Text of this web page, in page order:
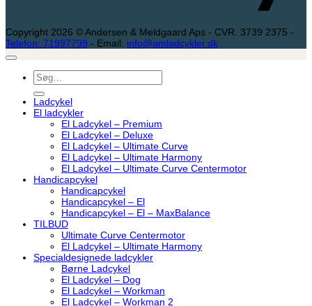
Copyright 2026 © Andersen & Meldgaard Aps - CVR. 3739 2375 -
Telefon: 71997799 - Email: info@amladcykler.dk
Søg
efter:
Ladcykel
El ladcykler
El Ladcykel – Premium
El Ladcykel – Deluxe
El Ladcykel – Ultimate Curve
El Ladcykel – Ultimate Harmony
El Ladcykel – Ultimate Curve Centermotor
Handicapcykel
Handicapcykel
Handicapcykel – El
Handicapcykel – El – MaxBalance
TILBUD
Ultimate Curve Centermotor
El Ladcykel – Ultimate Harmony
Specialdesignede ladcykler
Børne Ladcykel
El Ladcykel – Dog
El Ladcykel – Workman
El Ladcykel – Workman 2